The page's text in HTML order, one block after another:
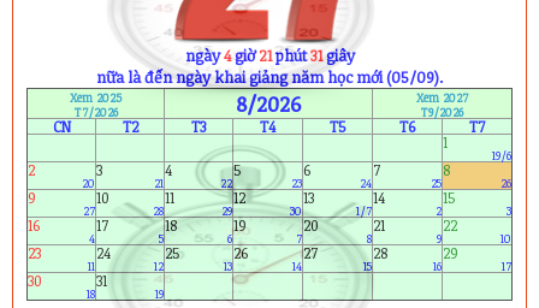
ngày4giờ21phút31giây
nữa là đến ngày khai giảng năm học mới (05/09).
Xem 2025
T7/2026
8/2026
Xem 2027
T9/2026
CN T2 T3 T4 T5 T6
T7
1
19/6
2
20
3
21
4
22
5
23
6
24
7
25
8
26
9
27
10
28
11
29
12
30
13
1/7
14
2
15
3
16
4
17
5
18
6
19
7
20
8
21
9
22
10
23
11
24
12
25
13
26
14
27
15
28
16
29
17
30
18
31
19